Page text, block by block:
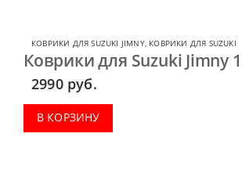
КОВРИКИ ДЛЯ SUZUKI JIMNY, КОВРИКИ ДЛЯ SUZUKI
Коврики для Suzuki Jimny
2990 руб.
В КОРЗИНУ